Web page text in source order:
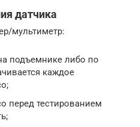
датчика
мультиметр:
подъемнике либо по
каждое
перед тестированием